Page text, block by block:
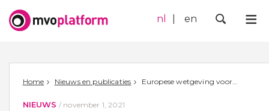
nl en
Home Nieuws en publicaties Europese wetgeving voor verantwoord ondernemen niet haalbaar voor 2027, nationale actie nodig
NIEUWS / november 1, 2021